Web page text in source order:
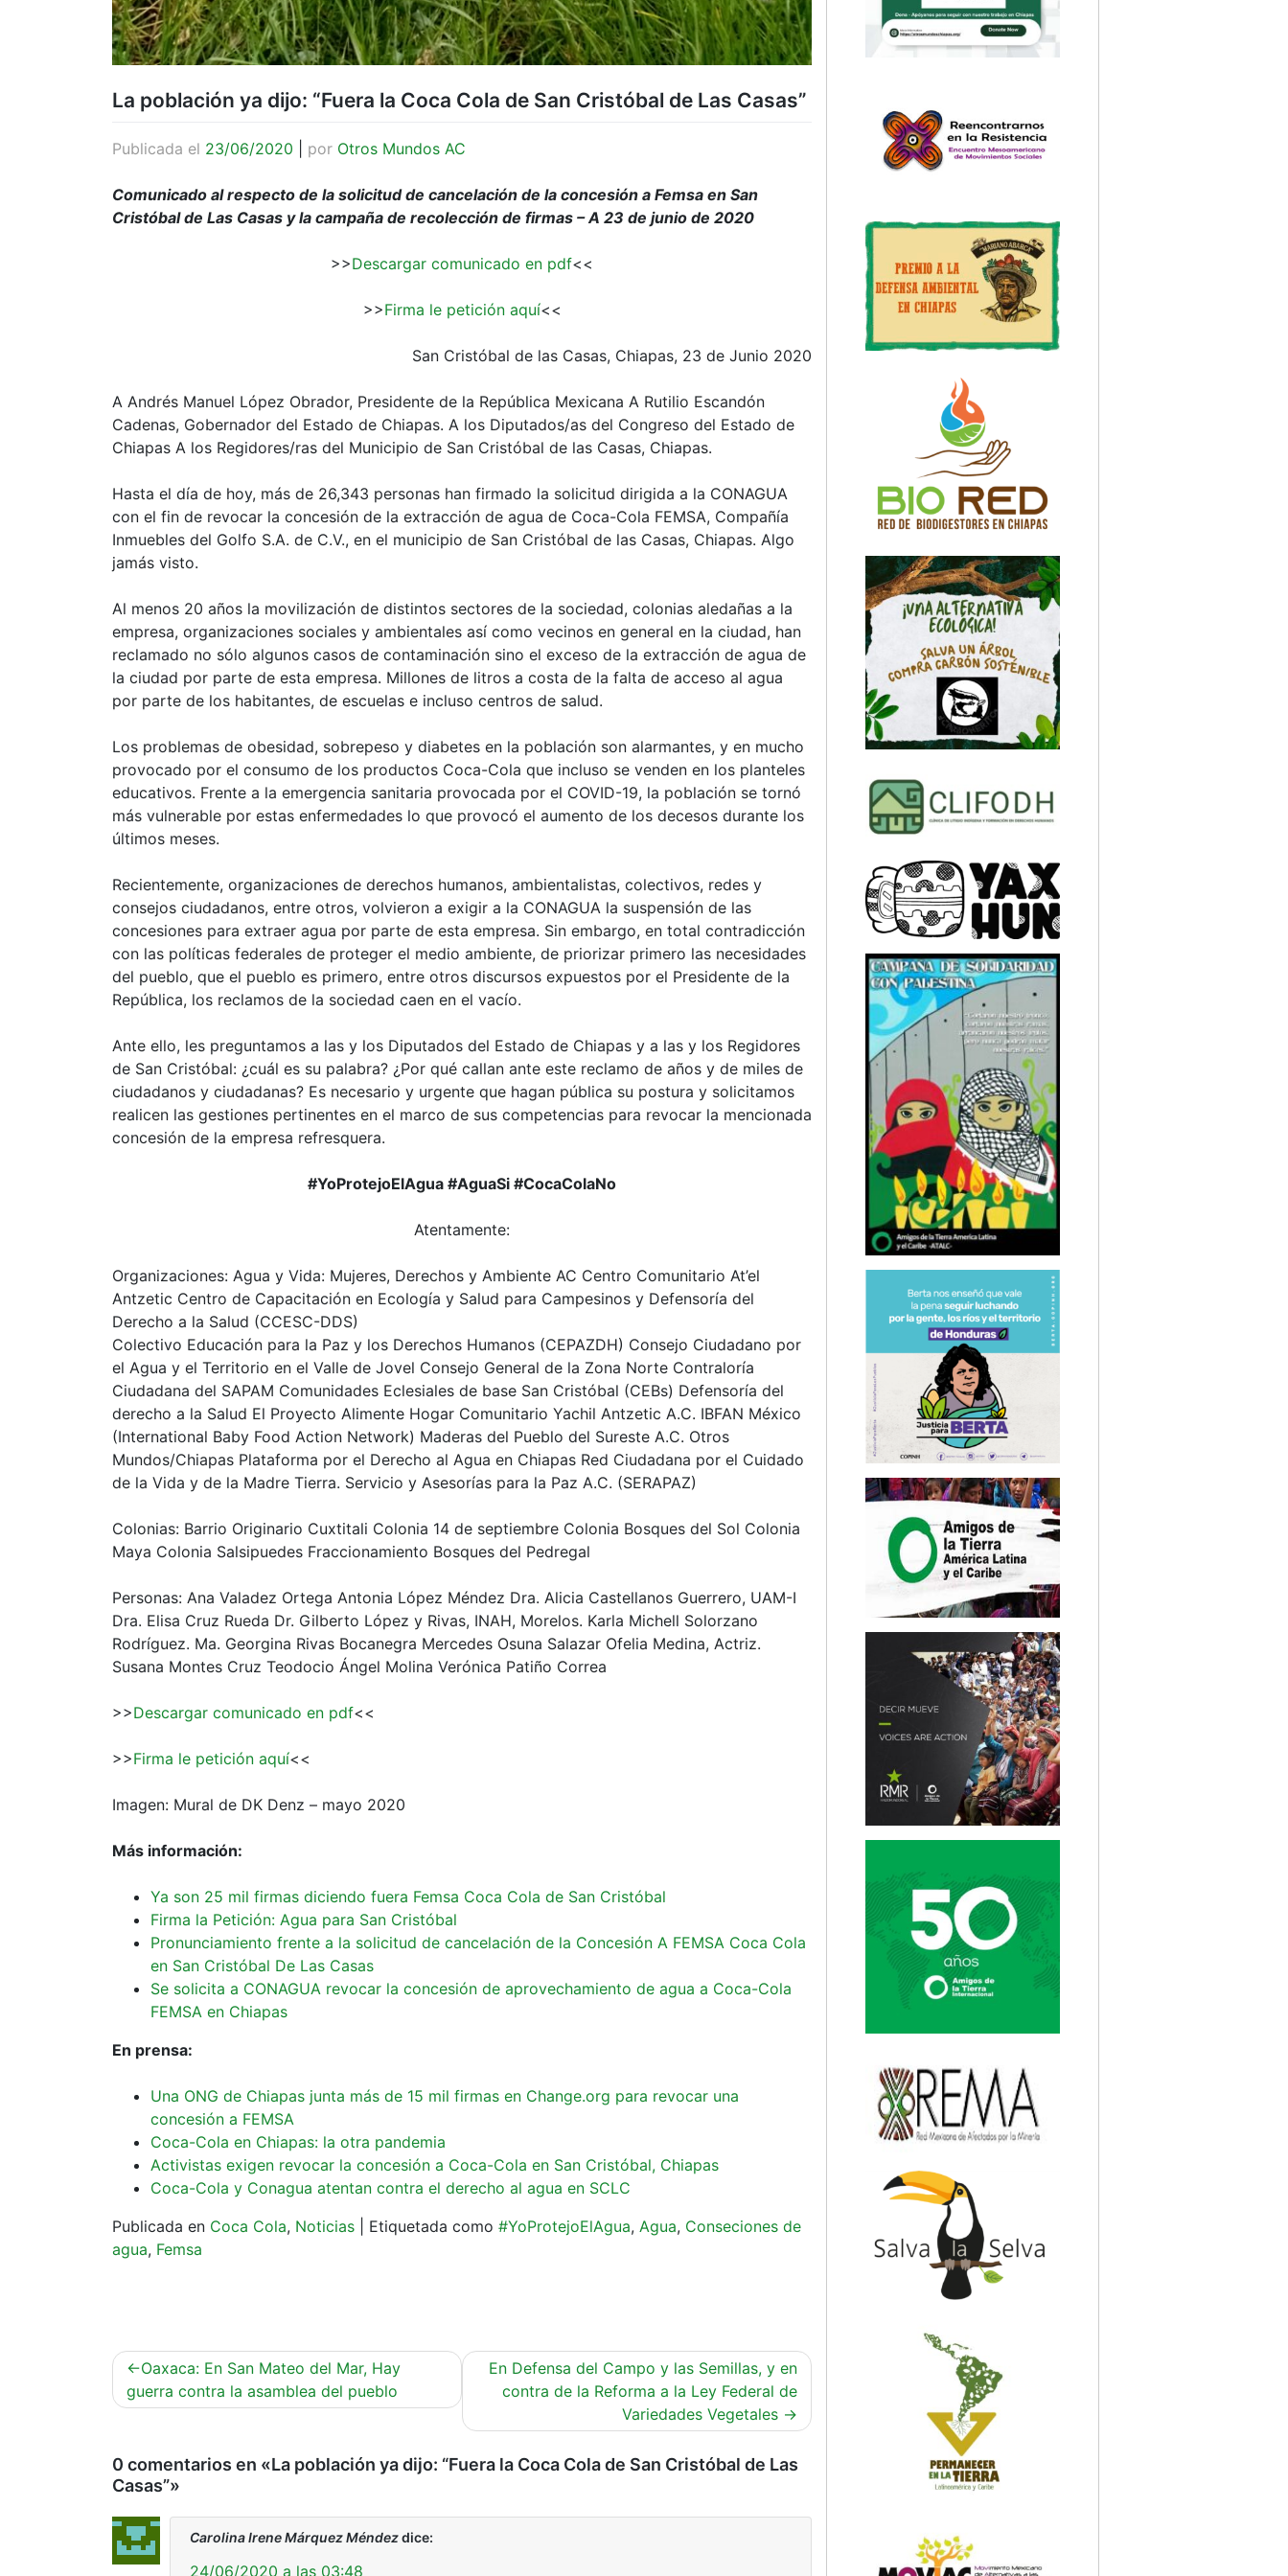
La población ya dijo: “Fuera la Coca Cola de San Cristóbal de Las Casas”
Publicada el 23/06/2020 por Otros Mundos AC
Comunicado al respecto de la solicitud de cancelación de la concesión a Femsa en San
Cristóbal de Las Casas y la campaña de recolección de firmas – A 23 de junio de 2020
>>Descargar comunicado en pdf<<
>>Firma le petición aquí<<
San Cristóbal de las Casas, Chiapas, 23 de Junio 2020
A Andrés Manuel López Obrador, Presidente de la República Mexicana A Rutilio Escandón
Cadenas, Gobernador del Estado de Chiapas. A los Diputados/as del Congreso del Estado de
Chiapas A los Regidores/ras del Municipio de San Cristóbal de las Casas, Chiapas.
Hasta el día de hoy, más de 26,343 personas han firmado la solicitud dirigida a la CONAGUA
con el fin de revocar la concesión de la extracción de agua de Coca-Cola FEMSA, Compañía
Inmuebles del Golfo S.A. de C.V., en el municipio de San Cristóbal de las Casas, Chiapas. Algo
jamás visto.
Al menos 20 años la movilización de distintos sectores de la sociedad, colonias aledañas a la
empresa, organizaciones sociales y ambientales así como vecinos en general en la ciudad, han
reclamado no sólo algunos casos de contaminación sino el exceso de la extracción de agua de
la ciudad por parte de esta empresa. Millones de litros a costa de la falta de acceso al agua
por parte de los habitantes, de escuelas e incluso centros de salud.
Los problemas de obesidad, sobrepeso y diabetes en la población son alarmantes, y en mucho
provocado por el consumo de los productos Coca-Cola que incluso se venden en los planteles
educativos. Frente a la emergencia sanitaria provocada por el COVID-19, la población se tornó
más vulnerable por estas enfermedades lo que provocó el aumento de los decesos durante los
últimos meses.
Recientemente, organizaciones de derechos humanos, ambientalistas, colectivos, redes y
consejos ciudadanos, entre otros, volvieron a exigir a la CONAGUA la suspensión de las
concesiones para extraer agua por parte de esta empresa. Sin embargo, en total contradicción
con las políticas federales de proteger el medio ambiente, de priorizar primero las necesidades
del pueblo, que el pueblo es primero, entre otros discursos expuestos por el Presidente de la
República, los reclamos de la sociedad caen en el vacío.
Ante ello, les preguntamos a las y los Diputados del Estado de Chiapas y a las y los Regidores
de San Cristóbal: ¿cuál es su palabra? ¿Por qué callan ante este reclamo de años y de miles de
ciudadanos y ciudadanas? Es necesario y urgente que hagan pública su postura y solicitamos
realicen las gestiones pertinentes en el marco de sus competencias para revocar la mencionada
concesión de la empresa refresquera.
#YoProtejoElAgua #AguaSi #CocaColaNo
Atentamente:
Organizaciones: Agua y Vida: Mujeres, Derechos y Ambiente AC Centro Comunitario At’el
Antzetic Centro de Capacitación en Ecología y Salud para Campesinos y Defensoría del
Derecho a la Salud (CCESC-DDS)
Colectivo Educación para la Paz y los Derechos Humanos (CEPAZDH) Consejo Ciudadano por
el Agua y el Territorio en el Valle de Jovel Consejo General de la Zona Norte Contraloría
Ciudadana del SAPAM Comunidades Eclesiales de base San Cristóbal (CEBs) Defensoría del
derecho a la Salud El Proyecto Alimente Hogar Comunitario Yachil Antzetic A.C. IBFAN México
(International Baby Food Action Network) Maderas del Pueblo del Sureste A.C. Otros
Mundos/Chiapas Plataforma por el Derecho al Agua en Chiapas Red Ciudadana por el Cuidado
de la Vida y de la Madre Tierra. Servicio y Asesorías para la Paz A.C. (SERAPAZ)
Colonias: Barrio Originario Cuxtitali Colonia 14 de septiembre Colonia Bosques del Sol Colonia
Maya Colonia Salsipuedes Fraccionamiento Bosques del Pedregal
Personas: Ana Valadez Ortega Antonia López Méndez Dra. Alicia Castellanos Guerrero, UAM-I
Dra. Elisa Cruz Rueda Dr. Gilberto López y Rivas, INAH, Morelos. Karla Michell Solorzano
Rodríguez. Ma. Georgina Rivas Bocanegra Mercedes Osuna Salazar Ofelia Medina, Actriz.
Susana Montes Cruz Teodocio Ángel Molina Verónica Patiño Correa
>>Descargar comunicado en pdf<<
>>Firma le petición aquí<<
Imagen: Mural de DK Denz – mayo 2020
Más información:
Ya son 25 mil firmas diciendo fuera Femsa Coca Cola de San Cristóbal
Firma la Petición: Agua para San Cristóbal
Pronunciamiento frente a la solicitud de cancelación de la Concesión A FEMSA Coca Cola
en San Cristóbal De Las Casas
Se solicita a CONAGUA revocar la concesión de aprovechamiento de agua a Coca-Cola
FEMSA en Chiapas
En prensa:
Una ONG de Chiapas junta más de 15 mil firmas en Change.org para revocar una
concesión a FEMSA
Coca-Cola en Chiapas: la otra pandemia
Activistas exigen revocar la concesión a Coca-Cola en San Cristóbal, Chiapas
Coca-Cola y Conagua atentan contra el derecho al agua en SCLC
Publicada en Coca Cola, Noticias Etiquetada como #YoProtejoElAgua, Agua, Conseciones de
agua, Femsa
Navegación
de
Oaxaca: En San Mateo del Mar, Hay
guerra contra la asamblea del pueblo
En Defensa del Campo y las Semillas, y en
contra de la Reforma a la Ley Federal de
Variedades Vegetales
0 comentarios en «La población ya dijo: “Fuera la Coca Cola de San Cristóbal de Las
Casas”»
Carolina Irene Márquez Méndezdice:
24/06/2020 a las 03:48